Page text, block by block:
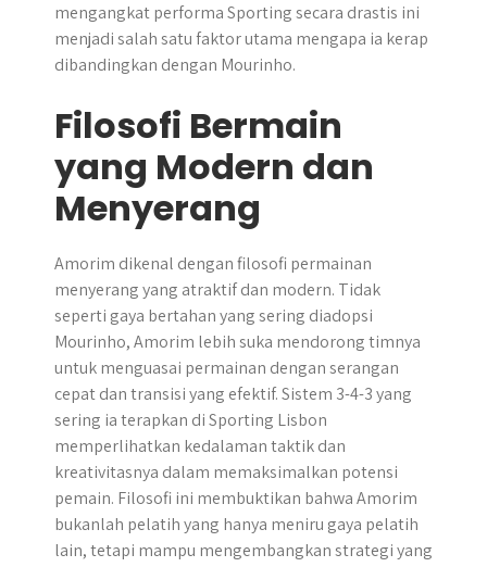
mengangkat performa Sporting secara drastis ini
menjadi salah satu faktor utama mengapa ia kerap
dibandingkan dengan Mourinho.
Filosofi Bermain
yang Modern dan
Menyerang
Amorim dikenal dengan filosofi permainan
menyerang yang atraktif dan modern. Tidak
seperti gaya bertahan yang sering diadopsi
Mourinho, Amorim lebih suka mendorong timnya
untuk menguasai permainan dengan serangan
cepat dan transisi yang efektif. Sistem 3-4-3 yang
sering ia terapkan di Sporting Lisbon
memperlihatkan kedalaman taktik dan
kreativitasnya dalam memaksimalkan potensi
pemain. Filosofi ini membuktikan bahwa Amorim
bukanlah pelatih yang hanya meniru gaya pelatih
lain, tetapi mampu mengembangkan strategi yang